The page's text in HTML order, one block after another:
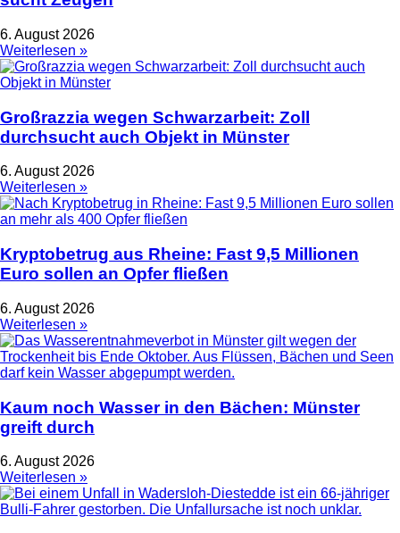
6. August 2026
Weiterlesen »
Großrazzia wegen Schwarzarbeit: Zoll
durchsucht auch Objekt in Münster
6. August 2026
Weiterlesen »
Kryptobetrug aus Rheine: Fast 9,5 Millionen
Euro sollen an Opfer fließen
6. August 2026
Weiterlesen »
Kaum noch Wasser in den Bächen: Münster
greift durch
6. August 2026
Weiterlesen »